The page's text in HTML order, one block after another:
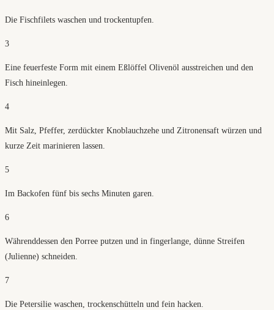
Die Fischfilets waschen und trockentupfen.
3
Eine feuerfeste Form mit einem Eßlöffel Olivenöl ausstreichen und den
Fisch hineinlegen.
4
Mit Salz, Pfeffer, zerdückter Knoblauchzehe und Zitronensaft würzen und
kurze Zeit marinieren lassen.
5
Im Backofen fünf bis sechs Minuten garen.
6
Währenddessen den Porree putzen und in fingerlange, dünne Streifen
(Julienne) schneiden.
7
Die Petersilie waschen, trockenschütteln und fein hacken.